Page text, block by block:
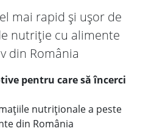
mai rapid și ușor de
nutriție cu alimente
din România
pentru care să încerci
nutriționale a peste
din România